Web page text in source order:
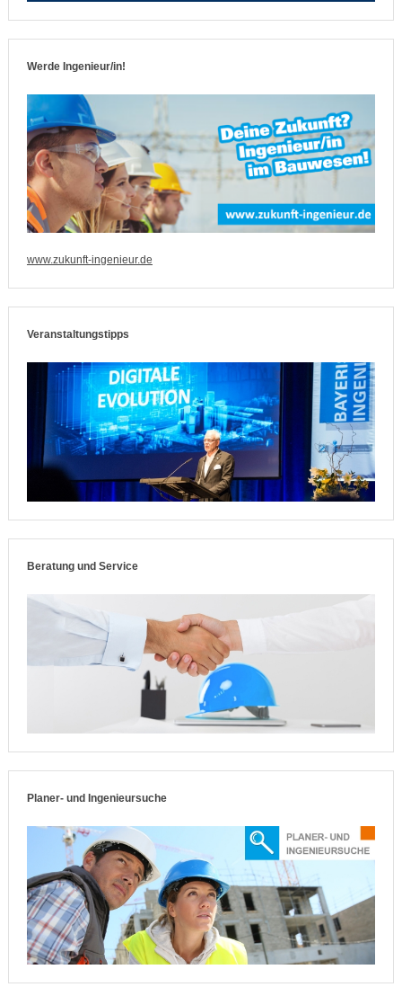
Werde Ingenieur/in!
www.zukunft-ingenieur.de
Veranstaltungstipps
Beratung und Service
Planer- und Ingenieursuche